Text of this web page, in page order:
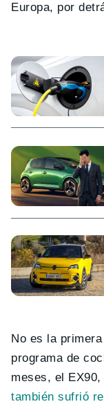
Europa, por
No es la
programa de
meses, el
también sufrió